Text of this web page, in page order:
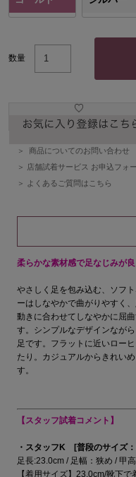
数量
商品についてのお問い合わせ
店舗試着サービス お申込フォ
よくあるご質問はこちら
柔らかな素材感で足なじみが
やさしく足を包み込む、ソフ
ーはしなやかで曲がりやすく
動きに合わせてしなやかに屈
す。シンプルなデザインなが
足です。フラットに近いロー
たり。カジュアルからきれい
す。
【スタッフ試着コメント】
・スタッフK [普段のサイズ
足長:23.0cm / 足幅：狭め / 甲
【着用サイズ】23.0cm/靴下で